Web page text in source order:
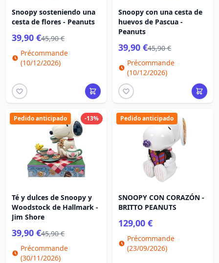
Snoopy sosteniendo una
cesta de flores - Peanuts
39,90 €45,90 €
Précommande
(10/12/2026)
Snoopy con una cesta de
huevos de Pascua -
Peanuts
39,90 €45,90 €
Précommande
(10/12/2026)
-13%
Pedido anticipado
Té y dulces de Snoopy y
Woodstock de Hallmark -
Jim Shore
39,90 €45,90 €
Précommande
(30/11/2026)
Pedido anticipado
SNOOPY CON CORAZÓN -
BRITTO PEANUTS
129,00 €
Précommande
(23/09/2026)